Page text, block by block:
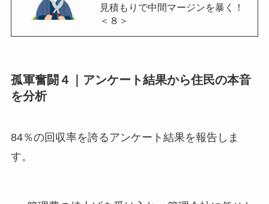
見積もりで中間マージンを暴く！
＜８＞
孤軍奮闘４｜アンケート結果から住民の本音
を分析
84％の回収率を誇るアンケート結果を報告しま
す。